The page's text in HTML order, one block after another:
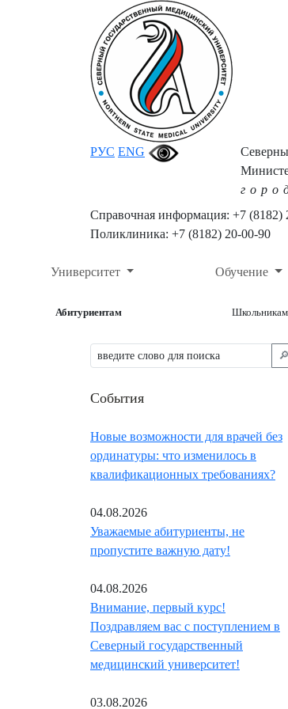
РУС ENG
Справочная информация: +7 (8182)
Поликлиника: +7 (8182) 20-00-90
Университет Обучение
Абитуриентам Школьникам
🔎︎
События
Новые возможности для врачей без
ординатуры: что изменилось в
квалификационных требованиях?
04.08.2026
Уважаемые абитуриенты, не
пропустите важную дату!
04.08.2026
Внимание, первый курс!
Поздравляем вас с поступлением в
Северный государственный
медицинский университет!
03.08.2026